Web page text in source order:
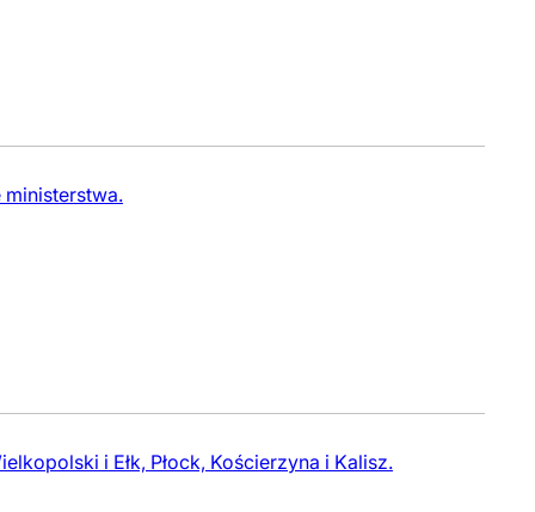
ministerstwa.
i Ełk, Płock, Kościerzyna i Kalisz.